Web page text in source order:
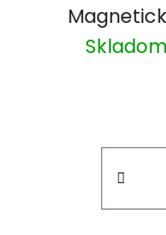
Skladom